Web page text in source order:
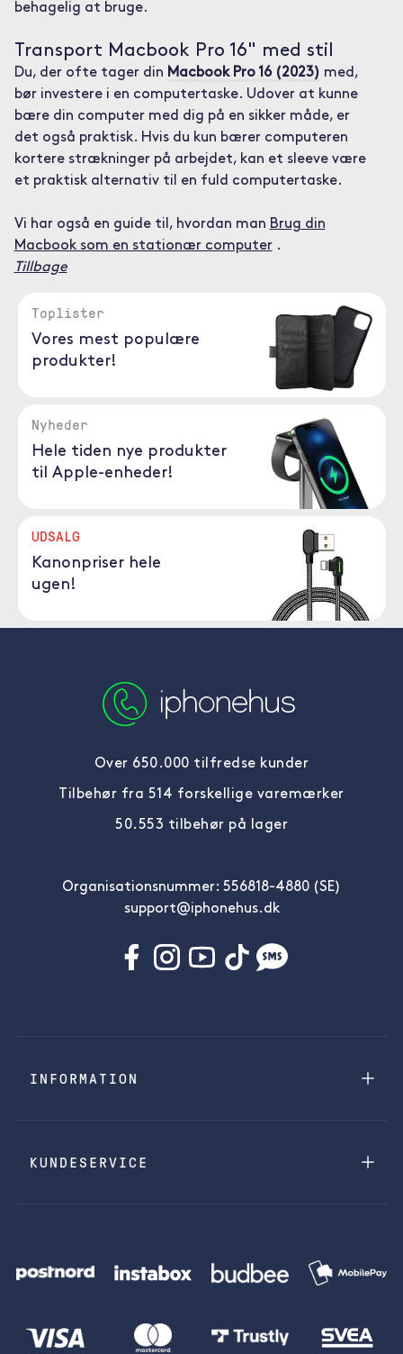
behagelig at bruge.
Transport Macbook Pro 16" med stil
Du, der ofte tager din Macbook Pro 16 (2023) med,
bør investere i en computertaske. Udover at kunne
bære din computer med dig på en sikker måde, er
det også praktisk. Hvis du kun bærer computeren
kortere strækninger på arbejdet, kan et sleeve være
et praktisk alternativ til en fuld computertaske.
Vi har også en guide til, hvordan man Brug din
Macbook som en stationær computer.
Tillbage
Toplister
Vores mest populære
produkter!
Nyheder
Hele tiden nye produkter
til Apple-enheder!
UDSALG
Kanonpriser hele
ugen!
Over 650.000 tilfredse kunder
Tilbehør fra 514 forskellige varemærker
50.553 tilbehør på lager
Organisationsnummer: 556818-4880 (SE)
support@iphonehus.dk
INFORMATION
KUNDESERVICE